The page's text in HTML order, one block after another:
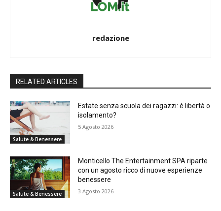
redazione
RELATED ARTICLES
Salute & Benessere
Estate senza scuola dei ragazzi: è libertà o
isolamento?
5 Agosto 2026
Salute & Benessere
Monticello The Entertainment SPA riparte
con un agosto ricco di nuove esperienze
benessere
3 Agosto 2026